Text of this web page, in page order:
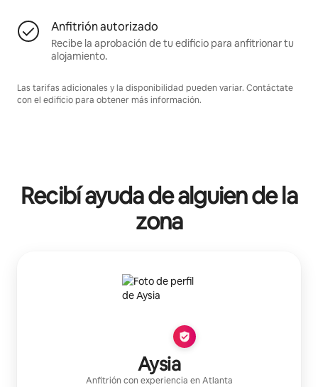
Anfitrión autorizado
Recibe la aprobación de tu edificio para anfitrionar tu
alojamiento.
Las tarifas adicionales y la disponibilidad pueden variar. Contáctate
con el edificio para obtener más información.
Recibí ayuda de alguien de la
zona
Aysia
Anfitrión con experiencia en Atlanta